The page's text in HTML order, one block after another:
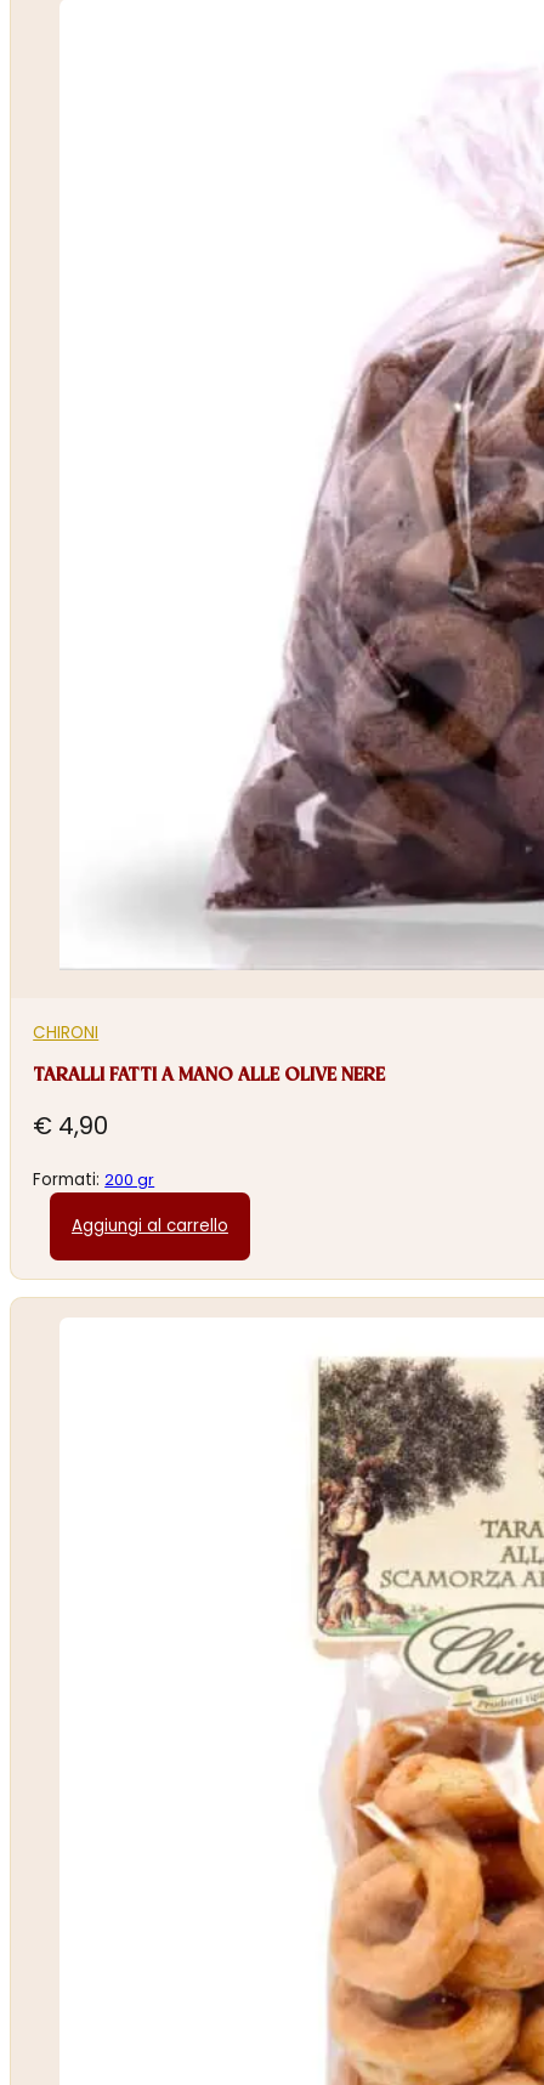
CHIRONI
TARALLI FATTI A MANO ALLE OLIVE NERE
€ 4,90
Formati:200 gr
Aggiungi al carrello